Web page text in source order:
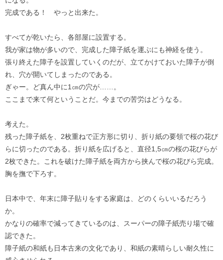
完成である！ やっと出来た。
すべてが乾いたら、各部屋に設置する。
我が家は物が多いので、完成した障子紙を運ぶにも神経を使う。
張り終えた障子を設置していくのだが、立てかけておいた障子が倒
れ、穴が開いてしまったのである。
ぎゃー。ど真ん中に1㎝の穴が……。
ここまで来て何ということだ。今までの苦労はどうなる。
考えた。
残った障子紙を、2枚重ねで正方形に切り、折り紙の要領で桜の花び
らに切ったのである。折り紙を広げると、直径1,5㎝の桜の花びらが
2枚できた。これを破けた障子紙を両方から挟んで桜の花びら完成。
胸を撫で下ろす。
日本中で、年末に障子貼りをする家庭は、どのくらいいるだろう
か。
かなりの確率で減ってきているのは、スーパーの障子紙売り場で確
認できた。
障子紙の和紙も日本古来の文化であり、和紙の素晴らしい耐久性に